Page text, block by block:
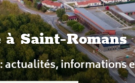
scolaires